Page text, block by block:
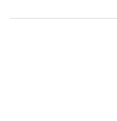
оди,со дедовците